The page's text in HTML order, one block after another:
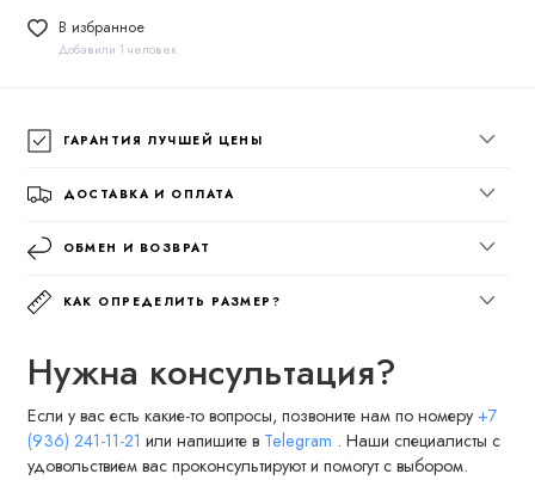
В избранное
Добавили 1 человек
ГАРАНТИЯ ЛУЧШЕЙ ЦЕНЫ
ДОСТАВКА И ОПЛАТА
ОБМЕН И ВОЗВРАТ
КАК ОПРЕДЕЛИТЬ РАЗМЕР?
Нужна консультация?
Если у вас есть какие-то вопросы, позвоните нам по номеру +7
(936) 241-11-21 или напишите в Telegram . Наши специалисты с
удовольствием вас проконсультируют и помогут с выбором.